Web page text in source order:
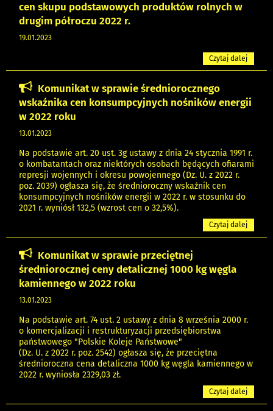
cen skupu podstawowych produktów rolnych w
drugim półroczu 2022 r.
19.01.2023
Czytaj dalej
Komunikat w sprawie średniorocznego
wskaźnika cen konsumpcyjnych nośników energii
w 2022 roku
13.01.2023
Na podstawie art. 20 ust. 3g ustawy z dnia 24 stycznia 1991 r.
o kombatantach oraz niektórych osobach będących ofiarami
represji wojennych i okresu powojennego (Dz. U. z 2022 r.
poz. 2039) ogłasza się, że średnioroczny wskaźnik cen
konsumpcyjnych nośników energii w 2022 r. w stosunku do
2021 r. wyniósł 132,5 (wzrost cen o 32,5%).
Czytaj dalej
Komunikat w sprawie przeciętnej
średniorocznej ceny detalicznej 1000 kg węgla
kamiennego w 2022 roku
13.01.2023
Na podstawie art. 74 ust. 2 ustawy z dnia 8 września 2000 r.
o komercjalizacji i restrukturyzacji przedsiębiorstwa
państwowego "Polskie Koleje Państwowe"
(Dz. U. z 2022 r. poz. 2542) ogłasza się, że przeciętna
średnioroczna cena detaliczna 1000 kg węgla kamiennego w
2022 r. wyniosła 2329,03 zł.
Czytaj dalej